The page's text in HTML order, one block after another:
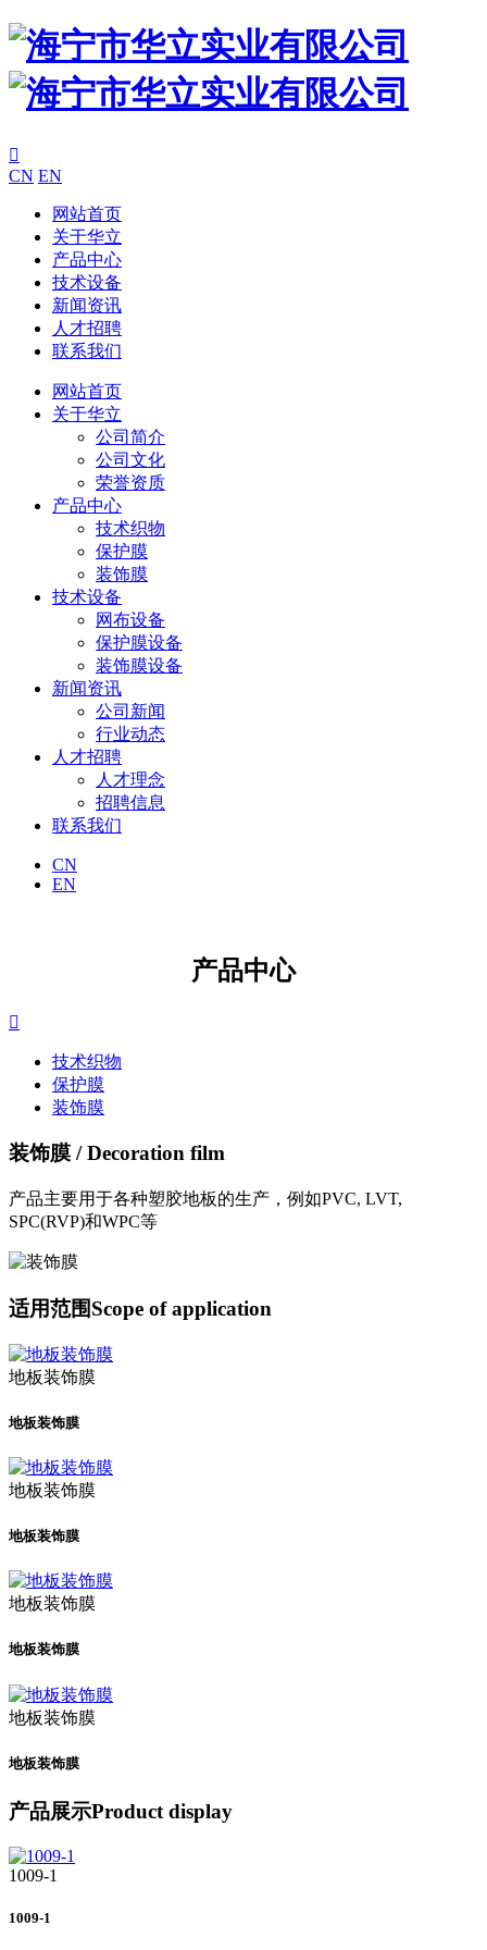

CN EN
网站首页
关于华立
产品中心
技术设备
新闻资讯
人才招聘
联系我们
网站首页
关于华立
公司简介
公司文化
荣誉资质
产品中心
技术织物
保护膜
装饰膜
技术设备
网布设备
保护膜设备
装饰膜设备
新闻资讯
公司新闻
行业动态
人才招聘
人才理念
招聘信息
联系我们
CN
EN
产品中心

技术织物
保护膜
装饰膜
装饰膜 / Decoration film
产品主要用于各种塑胶地板的生产，例如PVC, LVT,
SPC(RVP)和WPC等
适用范围Scope of application
地板装饰膜
地板装饰膜
地板装饰膜
地板装饰膜
地板装饰膜
地板装饰膜
地板装饰膜
地板装饰膜
产品展示Product display
1009-1
1009-1